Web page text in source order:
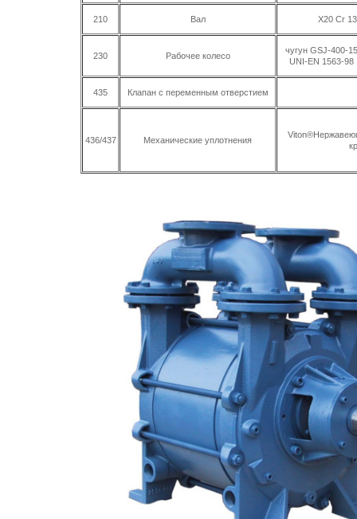
210 Вал X20 Cr
230 Рабочее колесо
чугун GSJ-400-15
UNI-EN 1563-98
435 Клапан с переменным отверстием
436/437 Механические уплотнения